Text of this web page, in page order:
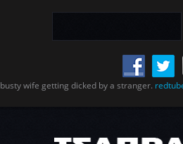
busty wife getting dicked by a stranger.